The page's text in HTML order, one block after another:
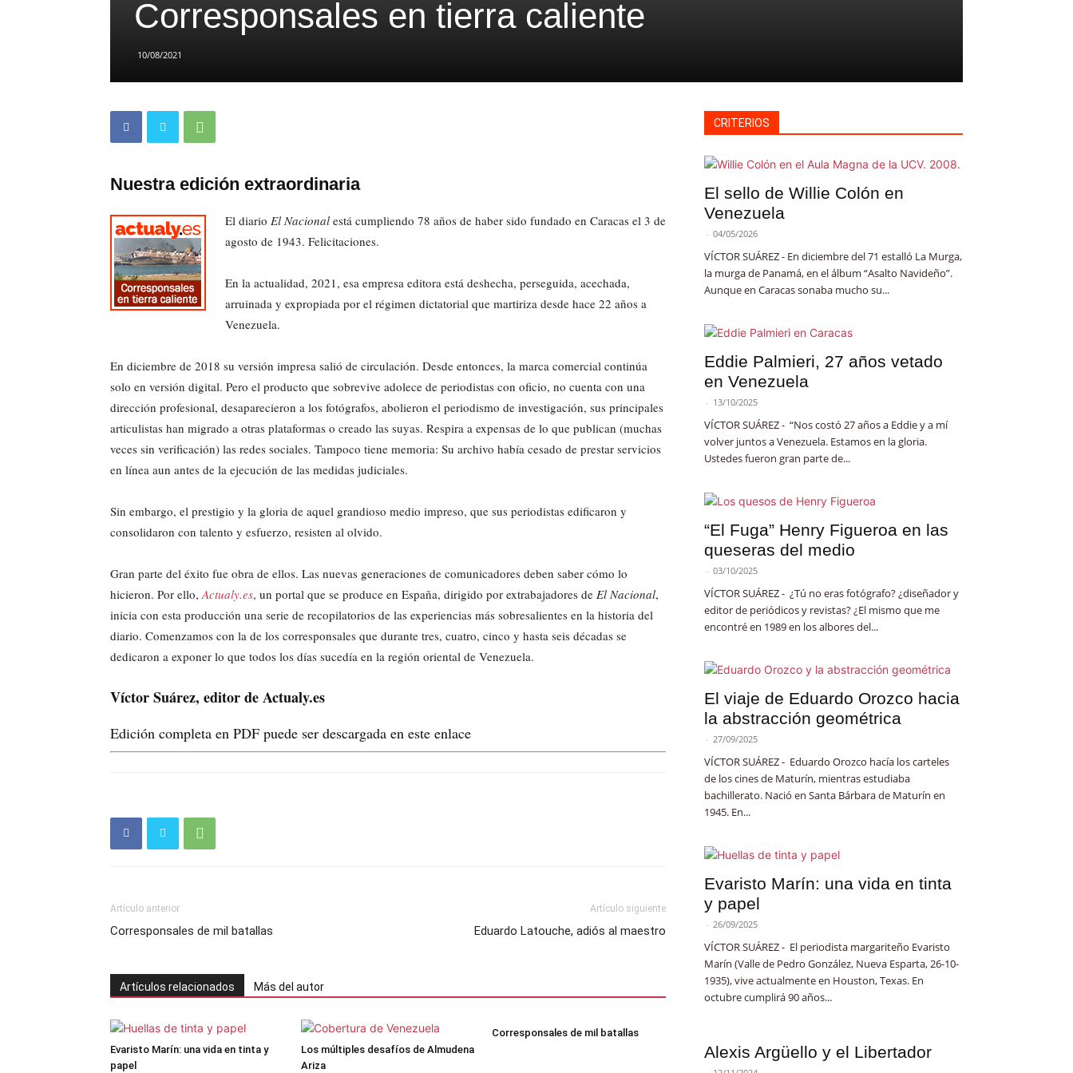
Corresponsales en tierra caliente
10/08/2021
Nuestra edición extraordinaria
El diario El Nacional está cumpliendo 78 años de haber sido fundado en Caracas el 3 de
agosto de 1943. Felicitaciones.
En la actualidad, 2021, esa empresa editora está deshecha, perseguida, acechada,
arruinada y expropiada por el régimen dictatorial que martiriza desde hace 22 años a
Venezuela.
En diciembre de 2018 su versión impresa salió de circulación. Desde entonces, la marca comercial continúa
solo en versión digital. Pero el producto que sobrevive adolece de periodistas con oficio, no cuenta con una
dirección profesional, desaparecieron a los fotógrafos, abolieron el periodismo de investigación, sus principales
articulistas han migrado a otras plataformas o creado las suyas. Respira a expensas de lo que publican (muchas
veces sin verificación) las redes sociales. Tampoco tiene memoria: Su archivo había cesado de prestar servicios
en línea aun antes de la ejecución de las medidas judiciales.
Sin embargo, el prestigio y la gloria de aquel grandioso medio impreso, que sus periodistas edificaron y
consolidaron con talento y esfuerzo, resisten al olvido.
Gran parte del éxito fue obra de ellos. Las nuevas generaciones de comunicadores deben saber cómo lo
hicieron. Por ello,Actualy.es, un portal que se produce en España, dirigido por extrabajadores de El Nacional,
inicia con esta producción una serie de recopilatorios de las experiencias más sobresalientes en la historia del
diario. Comenzamos con la de los corresponsales que durante tres, cuatro, cinco y hasta seis décadas se
dedicaron a exponer lo que todos los días sucedía en la región oriental de Venezuela.
Víctor Suárez, editor de Actualy.es
Edición completa en PDF puede ser descargada en este enlace
Artículo anterior
Corresponsales de mil batallas
Artículo siguiente
Eduardo Latouche, adiós al maestro
Artículos relacionados Más del autor
Evaristo Marín: una vida en tinta y
papel
Los múltiples desafíos de Almudena
Ariza
Corresponsales de mil batallas
CRITERIOS
El sello de Willie Colón en
Venezuela
- 04/05/2026
VÍCTOR SUÁREZ - En diciembre del 71 estalló La Murga,
la murga de Panamá, en el álbum “Asalto Navideño”.
Aunque en Caracas sonaba mucho su...
Eddie Palmieri, 27 años vetado
en Venezuela
- 13/10/2025
VÍCTOR SUÁREZ - “Nos costó 27 años a Eddie y a mí
volver juntos a Venezuela. Estamos en la gloria.
Ustedes fueron gran parte de...
“El Fuga” Henry Figueroa en las
queseras del medio
- 03/10/2025
VÍCTOR SUÁREZ - ¿Tú no eras fotógrafo? ¿diseñador y
editor de periódicos y revistas? ¿El mismo que me
encontré en 1989 en los albores del...
El viaje de Eduardo Orozco hacia
la abstracción geométrica
- 27/09/2025
VÍCTOR SUÁREZ - Eduardo Orozco hacía los carteles
de los cines de Maturín, mientras estudiaba
bachillerato. Nació en Santa Bárbara de Maturín en
1945. En...
Evaristo Marín: una vida en tinta
y papel
- 26/09/2025
VÍCTOR SUÁREZ - El periodista margariteño Evaristo
Marín (Valle de Pedro González, Nueva Esparta, 26-10-
1935), vive actualmente en Houston, Texas. En
octubre cumplirá 90 años...
Alexis Argüello y el Libertador